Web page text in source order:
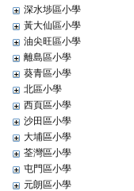
深水埗區小學
黃大仙區小學
油尖旺區小學
離島區小學
葵青區小學
北區小學
西頁區小學
沙田區小學
大埔區小學
荃灣區小學
屯門區小學
元朗區小學